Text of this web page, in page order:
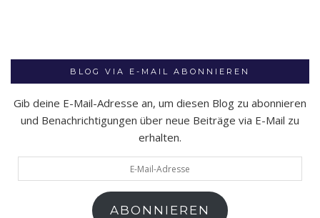
BLOG VIA E-MAIL ABONNIEREN
Gib deine E-Mail-Adresse an, um diesen Blog zu abonnieren
und Benachrichtigungen über neue Beiträge via E-Mail zu
erhalten.
Mail-
ABONNIEREN